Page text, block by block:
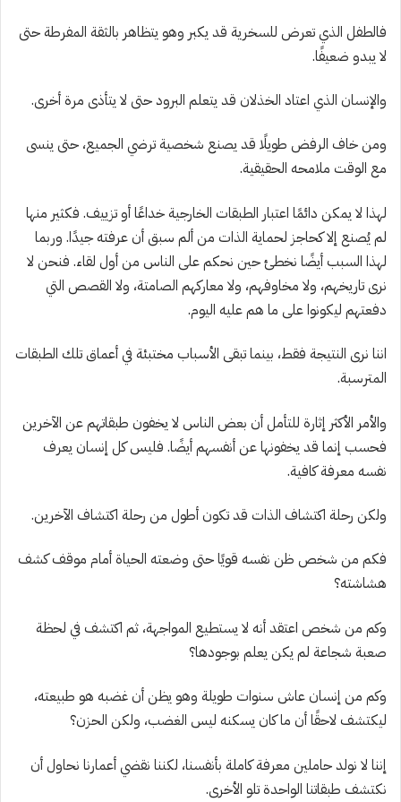
فالطفل الذي تعرض للسخرية قد يكبر وهو يتظاهر بالثقة المفرطة حتى
لا يبدو ضعيفًا.
والإنسان الذي اعتاد الخذلان قد يتعلم البرود حتى لا يتأذى مرة أخرى.
ومن خاف الرفض طويلًا قد يصنع شخصية ترضي الجميع، حتى ينسى
مع الوقت ملامحه الحقيقية.
لهذا لا يمكن دائمًا اعتبار الطبقات الخارجية خداعًا أو تزييف. فكثير منها
لم يُصنع إلا كحاجز لحماية الذات من ألم سبق أن عرفته جيدًا. وربما
لهذا السبب أيضًا نخطئ حين نحكم على الناس من أول لقاء. فنحن لا
نرى تاريخهم، ولا مخاوفهم، ولا معاركهم الصامتة، ولا القصص التي
دفعتهم ليكونوا على ما هم عليه اليوم.
اننا نرى النتيجة فقط، بينما تبقى الأسباب مختبئة في أعماق تلك الطبقات
المترسبة.
والأمر الأكثر إثارة للتأمل أن بعض الناس لا يخفون طبقاتهم عن الآخرين
فحسب إنما قد يخفونها عن أنفسهم أيضًا. فليس كل إنسان يعرف
نفسه معرفة كافية.
ولكن رحلة اكتشاف الذات قد تكون أطول من رحلة اكتشاف الآخرين.
فكم من شخص ظن نفسه قويًا حتى وضعته الحياة أمام موقف كشف
هشاشته؟
وكم من شخص اعتقد أنه لا يستطيع المواجهة، ثم اكتشف في لحظة
صعبة شجاعة لم يكن يعلم بوجودها؟
وكم من إنسان عاش سنوات طويلة وهو يظن أن غضبه هو طبيعته،
ليكتشف لاحقًا أن ما كان يسكنه ليس الغضب، ولكن الحزن؟
إننا لا نولد حاملين معرفة كاملة بأنفسنا، لكننا نقضي أعمارنا نحاول أن
نكتشف طبقاتنا الواحدة تلو الأخرى.